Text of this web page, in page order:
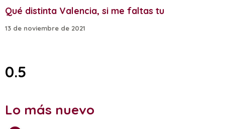
Qué distinta Valencia, si me faltas tu
13 de noviembre de 2021
Lo más nuevo